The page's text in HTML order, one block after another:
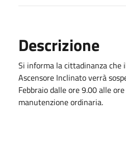
Descrizione
Si informa la cittadinanza che
Ascensore Inclinato verrà
Febbraio dalle ore 9.00 alle
manutenzione ordinaria.